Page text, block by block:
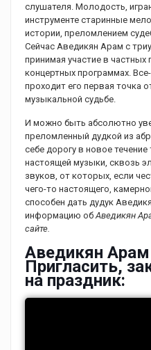
слушателя. Молодость,
инструменте старинные
истории, преломлением
Сейчас Аведикян Арам с
принимая участие в
концертных программах.
проходит его первая точка
музыкальной судьбе.
И можно быть абсолютно
преломленный дудкой из
себе дорогу в новое
настоящей музыки, сквозь
звуков, от которых, если
чего-то настоящего,
способен дать дудук
информацию обАведикян
сайте.
Аведикян
Пригласить,
на праздник: